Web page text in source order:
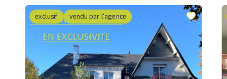
exclusif vendu par l'agence